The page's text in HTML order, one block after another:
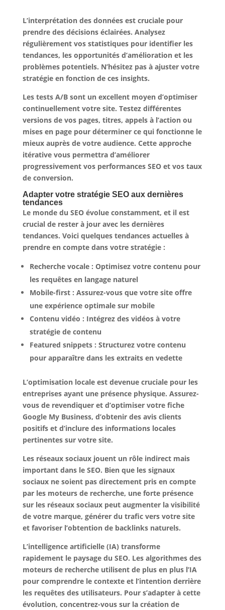
L’interprétation des données est cruciale pour
prendre des décisions éclairées. Analysez
régulièrement vos statistiques pour identifier les
tendances, les opportunités d’amélioration et les
problèmes potentiels. N’hésitez pas à ajuster votre
stratégie en fonction de ces insights.
Les tests A/B sont un excellent moyen d’optimiser
continuellement votre site. Testez différentes
versions de vos pages, titres, appels à l’action ou
mises en page pour déterminer ce qui fonctionne le
mieux auprès de votre audience. Cette approche
itérative vous permettra d’améliorer
progressivement vos performances SEO et vos taux
de conversion.
Adapter votre stratégie SEO aux dernières
tendances
Le monde du SEO évolue constamment, et il est
crucial de rester à jour avec les dernières
tendances. Voici quelques tendances actuelles à
prendre en compte dans votre stratégie :
Recherche vocale : Optimisez votre contenu pour
les requêtes en langage naturel
Mobile-first : Assurez-vous que votre site offre
une expérience optimale sur mobile
Contenu vidéo : Intégrez des vidéos à votre
stratégie de contenu
Featured snippets : Structurez votre contenu
pour apparaître dans les extraits en vedette
L’optimisation locale est devenue cruciale pour les
entreprises ayant une présence physique. Assurez-
vous de revendiquer et d’optimiser votre fiche
Google My Business, d’obtenir des avis clients
positifs et d’inclure des informations locales
pertinentes sur votre site.
Les réseaux sociaux jouent un rôle indirect mais
important dans le SEO. Bien que les signaux
sociaux ne soient pas directement pris en compte
par les moteurs de recherche, une forte présence
sur les réseaux sociaux peut augmenter la visibilité
de votre marque, générer du trafic vers votre site
et favoriser l’obtention de backlinks naturels.
L’intelligence artificielle (IA) transforme
rapidement le paysage du SEO. Les algorithmes des
moteurs de recherche utilisent de plus en plus l’IA
pour comprendre le contexte et l’intention derrière
les requêtes des utilisateurs. Pour s’adapter à cette
évolution, concentrez-vous sur la création de